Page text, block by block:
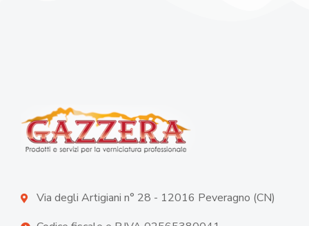
Via degli Artigiani n° 28 - 12016 Peveragno (CN)